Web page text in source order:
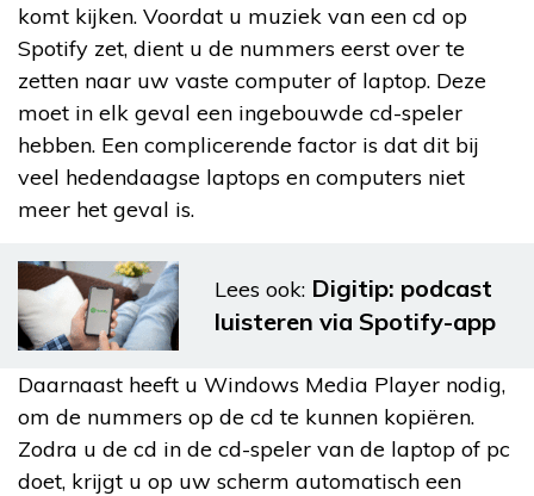
komt kijken. Voordat u muziek van een cd op
Spotify zet, dient u de nummers eerst over te
zetten naar uw vaste computer of laptop. Deze
moet in elk geval een ingebouwde cd-speler
hebben. Een complicerende factor is dat dit bij
veel hedendaagse laptops en computers niet
meer het geval is.
Lees ook: Digitip: podcast
luisteren via Spotify-app
Daarnaast heeft u Windows Media Player nodig,
om de nummers op de cd te kunnen kopiëren.
Zodra u de cd in de cd-speler van de laptop of pc
doet, krijgt u op uw scherm automatisch een